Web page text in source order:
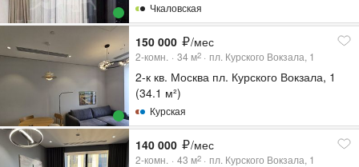
Чкаловская
150 000 /мес
2-комн. 34 м2 пл. Курского Вокзала, 1
2-к кв. Москва пл. Курского Вокзала, 1
(34.1 м²)
Курская
140 000 /мес
2-комн. 43 м2 пл. Курского Вокзала, 1